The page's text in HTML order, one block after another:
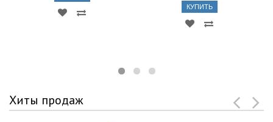
КУПИТЬ
Хиты продаж